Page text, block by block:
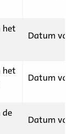
het
Datum
het
Datum
de
Datum